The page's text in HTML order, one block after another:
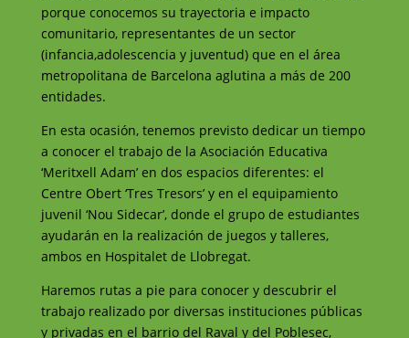
porque conocemos su trayectoria e impacto
comunitario, representantes de un sector
(infancia,adolescencia y juventud) que en el área
metropolitana de Barcelona aglutina a más de 200
entidades.
En esta ocasión, tenemos previsto dedicar un tiempo
a conocer el trabajo de la Asociación Educativa
‘Meritxell Adam’ en dos espacios diferentes: el
Centre Obert ‘Tres Tresors’ y en el equipamiento
juvenil ‘Nou Sidecar’, donde el grupo de estudiantes
ayudarán en la realización de juegos y talleres,
ambos en Hospitalet de Llobregat.
Haremos rutas a pie para conocer y descubrir el
trabajo realizado por diversas instituciones públicas
y privadas en el barrio del Raval y del Poblesec,